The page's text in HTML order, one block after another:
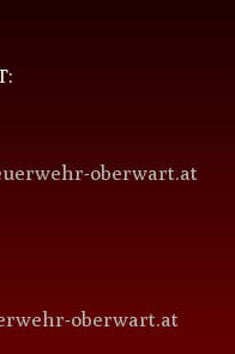
oberwart.at
oberwart.at